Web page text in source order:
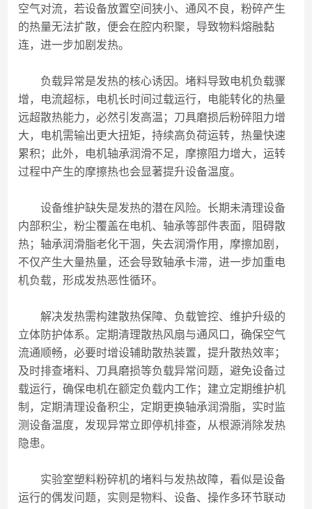
空气对流，若设备放置空间狭小、通风不良，粉碎产生
的热量无法扩散，便会在腔内积聚，导致物料熔融黏
连，进一步加剧发热。
负载异常是发热的核心诱因。堵料导致电机负载骤
增，电流超标，电机长时间过载运行，电能转化的热量
远超散热能力，必然引发高温；刀具磨损后粉碎阻力增
大，电机需输出更大扭矩，持续高负荷运转，热量快速
累积；此外，电机轴承润滑不足，摩擦阻力增大，运转
过程中产生的摩擦热也会显著提升设备温度。
设备维护缺失是发热的潜在风险。长期未清理设备
内部积尘，粉尘覆盖在电机、轴承等部件表面，阻碍散
热；轴承润滑脂老化干涸，失去润滑作用，摩擦加剧，
不仅产生大量热量，还会导致轴承卡滞，进一步加重电
机负载，形成发热恶性循环。
解决发热需构建散热保障、负载管控、维护升级的
立体防护体系。定期清理散热风扇与通风口，确保空气
流通顺畅，必要时增设辅助散热装置，提升散热效率；
及时排查堵料、刀具磨损等负载异常问题，避免设备过
载运行，确保电机在额定负载内工作；建立定期维护机
制，定期清理设备积尘，定期更换轴承润滑脂，实时监
测设备温度，发现异常立即停机排查，从根源消除发热
隐患。
实验室塑料粉碎机的堵料与发热故障，看似是设备
运行的偶发问题，实则是物料、设备、操作多环节联动